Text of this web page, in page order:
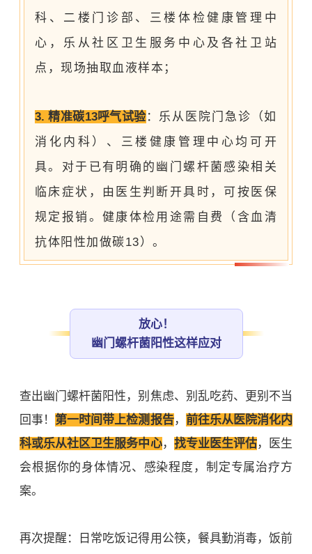
科、二楼门诊部、三楼体检健康管理中
心， 乐从社区卫生服务中心及各社卫站
点 ，现场抽取血液样本；
3. 精准碳13呼气试验：乐从医院门急诊（如
消化内科）、三楼健康管理中心均可开
具。对于已有明确的幽门螺杆菌感染相关
临床症状，由医生判断开具时，可按医保
规定报销。健康体检用途需自费（含血清
抗体阳性加做碳13）。
放心！
幽门螺杆菌阳性这样应对
查出幽门螺杆菌阳性，别焦虑、别乱吃药、更别不当
回事！第一时间带上检测报告， 前往乐从医院消化内
科或乐从社区卫生服务中心， 找专业医生评估，医生
会根据你的身体情况、感染程度，制定专属治疗方
案。
再次提醒：日常吃饭记得用公筷，餐具勤消毒，饭前